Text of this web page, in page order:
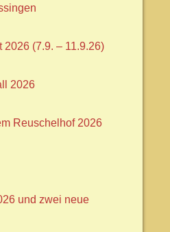
2026 (7.9. – 11.9.26)
2026
Reuschelhof 2026
und zwei neue